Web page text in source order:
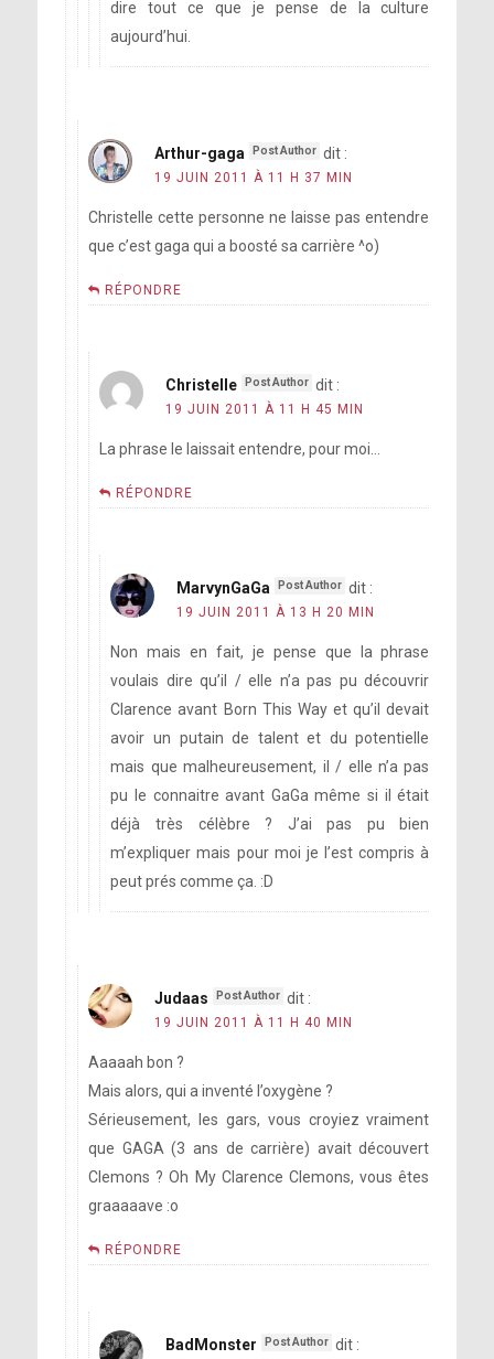
dire tout ce que je pense de la culture
aujourd’hui.
Arthur-gaga dit :
19 JUIN 2011 À 11 H 37 MIN
Christelle cette personne ne laisse pas entendre
que c’est gaga qui a boosté sa carrière ^o)
RÉPONDRE
Christelle dit :
19 JUIN 2011 À 11 H 45 MIN
La phrase le laissait entendre, pour moi…
RÉPONDRE
MarvynGaGa dit :
19 JUIN 2011 À 13 H 20 MIN
Non mais en fait, je pense que la phrase
voulais dire qu’il / elle n’a pas pu découvrir
Clarence avant Born This Way et qu’il devait
avoir un putain de talent et du potentielle
mais que malheureusement, il / elle n’a pas
pu le connaitre avant GaGa même si il était
déjà très célèbre ? J’ai pas pu bien
m’expliquer mais pour moi je l’est compris à
peut prés comme ça. :D
Judaas dit :
19 JUIN 2011 À 11 H 40 MIN
Aaaaah bon ?
Mais alors, qui a inventé l’oxygène ?
Sérieusement, les gars, vous croyiez vraiment
que GAGA (3 ans de carrière) avait découvert
Clemons ? Oh My Clarence Clemons, vous êtes
graaaaave :o
RÉPONDRE
BadMonster dit :